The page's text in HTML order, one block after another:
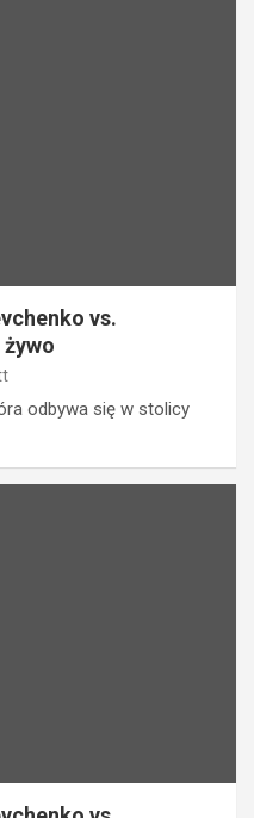
vs.
odbywa się w stolicy